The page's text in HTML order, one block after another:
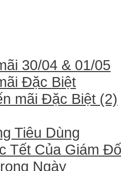
30/04 & 01/05
Đặc Biệt
mãi Đặc Biệt (2)
Tiêu Dùng
Tết Của Giám
Ngày